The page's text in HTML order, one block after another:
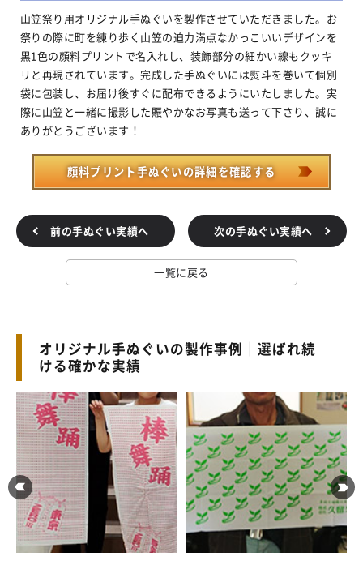
山笠祭り用オリジナル手ぬぐいを製作させていただきました。お
祭りの際に町を練り歩く山笠の迫力満点なかっこいいデザインを
黒1色の顔料プリントで名入れし、装飾部分の細かい線もクッキ
リと再現されています。完成した手ぬぐいには熨斗を巻いて個別
袋に包装し、お届け後すぐに配布できるようにいたしました。実
際に山笠と一緒に撮影した賑やかなお写真も送って下さり、誠に
ありがとうございます！
顔料プリント手ぬぐいの詳細を確認する
前の手ぬぐい実績へ 次の手ぬぐい実績へ
一覧に戻る
オリジナル手ぬぐいの製作事例｜選ばれ続
ける確かな実績